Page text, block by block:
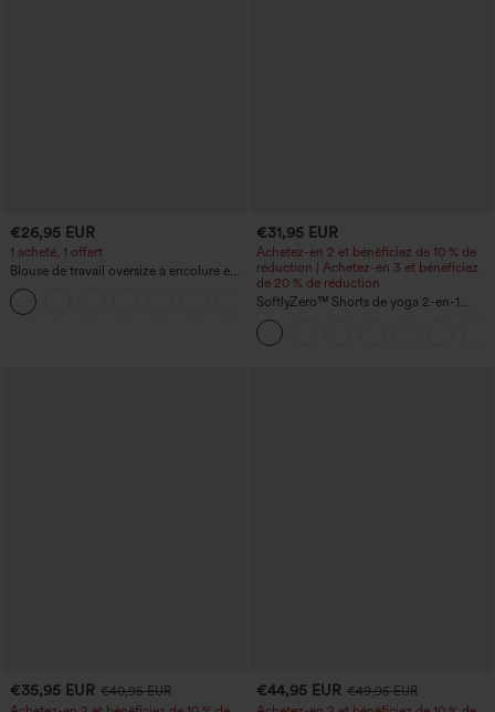
€26,95 EUR
1 acheté, 1 offert
Blouse de travail oversize à encolure en
V, manches courtes, en tissu
anti‑froissage
+1
€31,95 EUR
Achetez-en 2 et bénéficiez de 10 % de
réduction | Achetez-en 3 et bénéficiez
de 20 % de réduction
SoftlyZero™ Shorts de yoga 2-en-1
InstantCool, super taille haute, aérés, 5''
avec poches — longueur allongée
€35,95 EUR €40,95 EUR
€44,95 EUR €49,95 EUR